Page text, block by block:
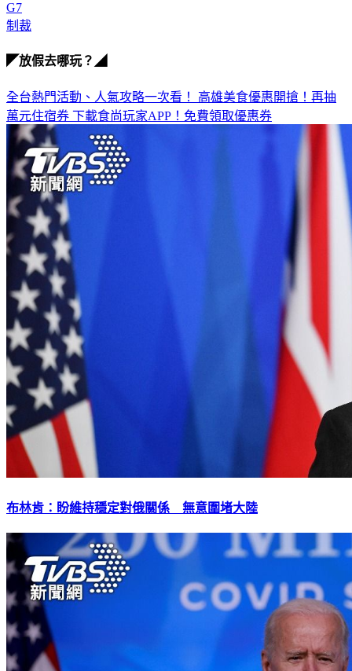
G7
制裁
◤放假去哪玩？◢
全台熱門活動、人氣攻略一次看！ 高雄美食優惠開搶！再抽
萬元住宿券 下載食尚玩家APP！免費領取優惠券
布林肯：盼維持穩定對俄關係 無意圍堵大陸